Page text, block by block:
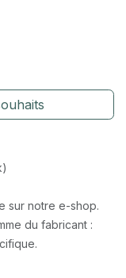
sur notre e-shop.
du fabricant :